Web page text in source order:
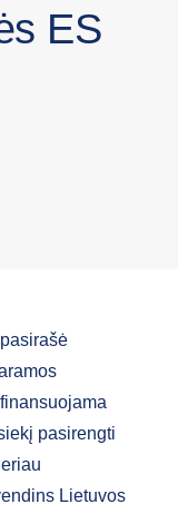
ES
pasirengti
Lietuvos